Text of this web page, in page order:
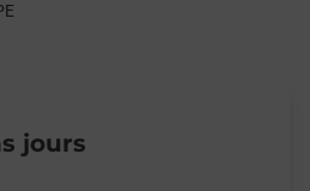
jours